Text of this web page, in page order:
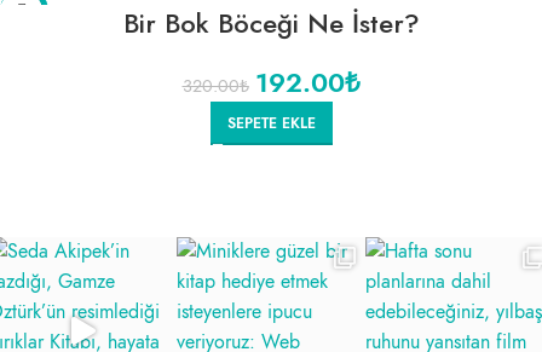
-40% Bir Bok Böceği Ne İster?
320.00₺ 192.00₺
SEPETE EKLE